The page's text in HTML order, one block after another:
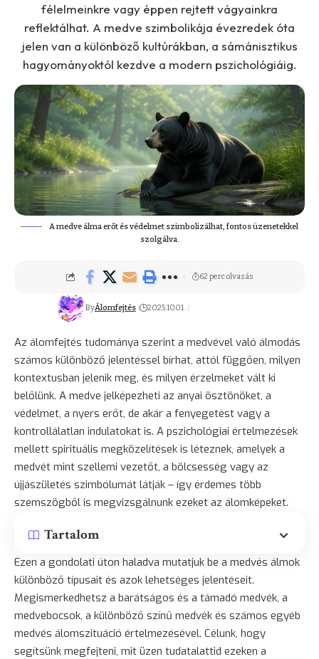
félelmeinkre vagy éppen rejtett vágyainkra
reflektálhat. A medve szimbolikája évezredek óta
jelen van a különböző kultúrákban, a sámánisztikus
hagyományoktól kezdve a modern pszichológiáig.
A medve álma erőt és védelmet szimbolizálhat, fontos üzenetekkel
szolgálva.
ByÁlomfejtés 2025.10.01.
62 perc olvasás
Az álomfejtés tudománya szerint a medvével való álmodás
számos különböző jelentéssel bírhat, attól függően, milyen
kontextusban jelenik meg, és milyen érzelmeket vált ki
belőlünk. A medve jelképezheti az anyai ösztönöket, a
védelmet, a nyers erőt, de akár a fenyegetést vagy a
kontrollálatlan indulatokat is. A pszichológiai értelmezések
mellett spirituális megközelítések is léteznek, amelyek a
medvét mint szellemi vezetőt, a bölcsesség vagy az
újjászületés szimbólumát látják – így érdemes több
szemszögből is megvizsgálnunk ezeket az álomképeket.
Tartalom
Ezen a gondolati úton haladva mutatjuk be a medvés álmok
különböző típusait és azok lehetséges jelentéseit.
Megismerkedhetsz a barátságos és a támadó medvék, a
medvebocsok, a különböző színű medvék és számos egyéb
medvés álomszituáció értelmezésével. Célunk, hogy
segítsünk megfejteni, mit üzen tudatalattid ezeken a